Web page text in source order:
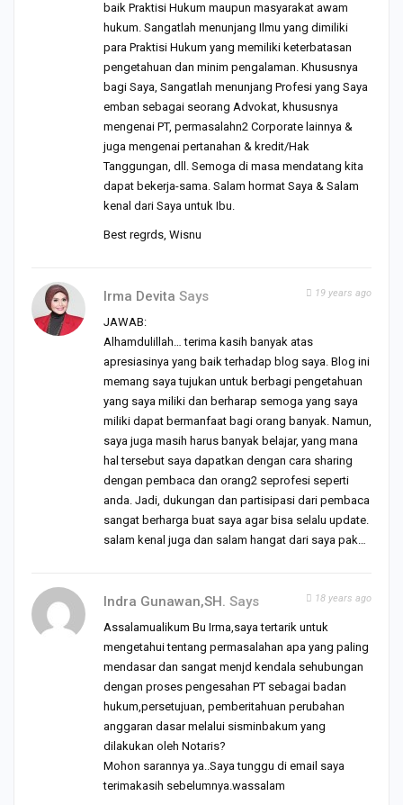
baik Praktisi Hukum maupun masyarakat awam
hukum. Sangatlah menunjang Ilmu yang dimiliki
para Praktisi Hukum yang memiliki keterbatasan
pengetahuan dan minim pengalaman. Khususnya
bagi Saya, Sangatlah menunjang Profesi yang Saya
emban sebagai seorang Advokat, khususnya
mengenai PT, permasalahn2 Corporate lainnya &
juga mengenai pertanahan & kredit/Hak
Tanggungan, dll. Semoga di masa mendatang kita
dapat bekerja-sama. Salam hormat Saya & Salam
kenal dari Saya untuk Ibu.
Best regrds, Wisnu
Irma Devita Says 19 years ago
JAWAB:
Alhamdulillah… terima kasih banyak atas
apresiasinya yang baik terhadap blog saya. Blog ini
memang saya tujukan untuk berbagi pengetahuan
yang saya miliki dan berharap semoga yang saya
miliki dapat bermanfaat bagi orang banyak. Namun,
saya juga masih harus banyak belajar, yang mana
hal tersebut saya dapatkan dengan cara sharing
dengan pembaca dan orang2 seprofesi seperti
anda. Jadi, dukungan dan partisipasi dari pembaca
sangat berharga buat saya agar bisa selalu update.
salam kenal juga dan salam hangat dari saya pak…
Indra Gunawan,SH. Says 18 years ago
Assalamualikum Bu Irma,saya tertarik untuk
mengetahui tentang permasalahan apa yang paling
mendasar dan sangat menjd kendala sehubungan
dengan proses pengesahan PT sebagai badan
hukum,persetujuan, pemberitahuan perubahan
anggaran dasar melalui sisminbakum yang
dilakukan oleh Notaris?
Mohon sarannya ya..Saya tunggu di email saya
terimakasih sebelumnya.wassalam